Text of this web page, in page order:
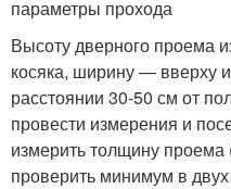
параметры прохода
Высоту дверного проема
косяка, ширину — вверху
расстоянии 30-50 см от
провести измерения и
измерить толщину
проверить минимум в